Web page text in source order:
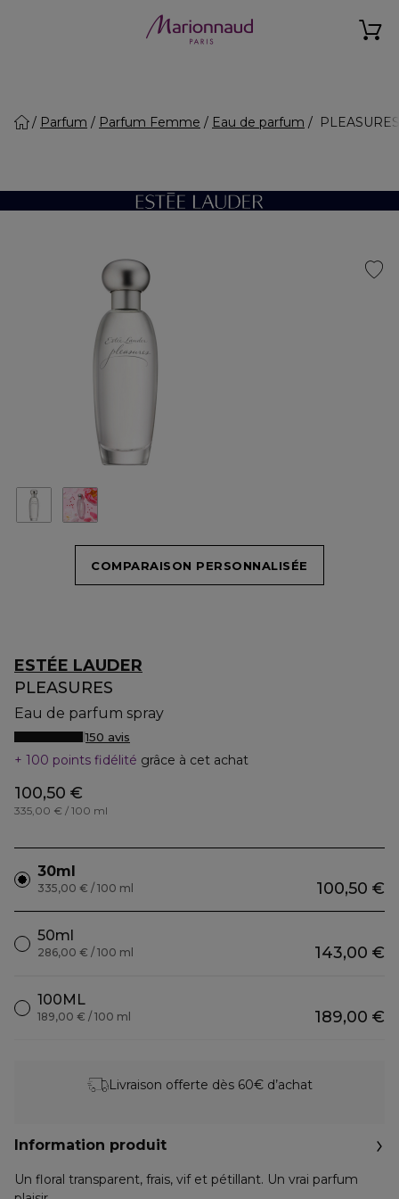
Parfum Parfum Femme Eau de parfum
COMPARAISON PERSONNALISÉE
ESTÉE LAUDER
PLEASURES
Eau de parfum spray
150 avis
100 points fidélité grâce à cet achat
100,50 €
335,00 € / 100 ml
30ml
100,50 €
335,00 € / 100 ml
50ml
143,00 €
286,00 € / 100 ml
100ML
189,00 €
189,00 € / 100 ml
Livraison offerte dès 60€ d’achat
Information produit
Un floral transparent, frais, vif et pétillant. Un vrai parfum